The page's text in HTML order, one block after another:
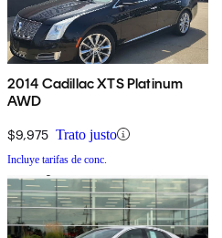
2014 Cadillac XTS Platinum
AWD
$9,975 Trato justo
Incluye tarifas de conc.